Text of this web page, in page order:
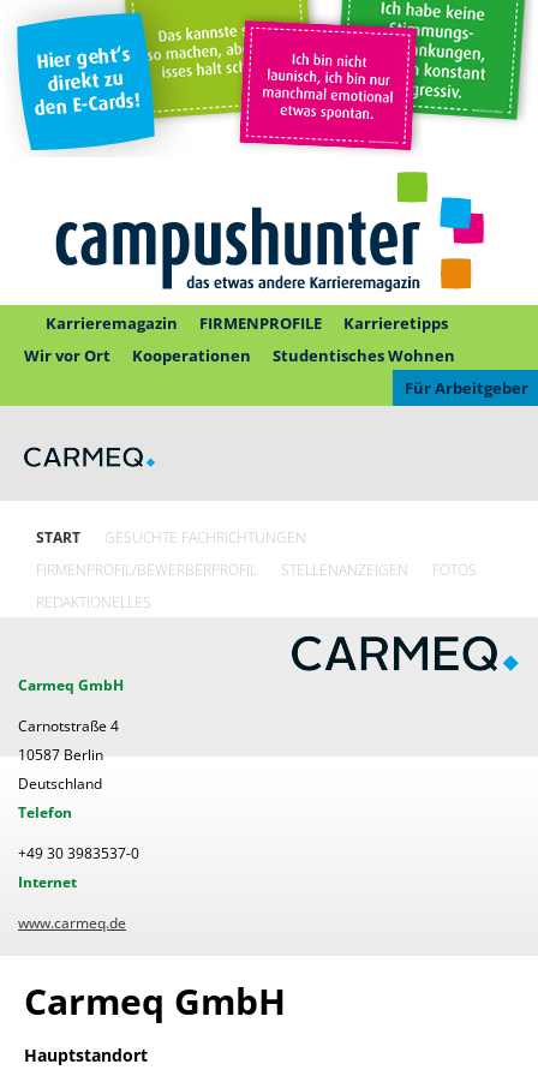
Karrieremagazin FIRMENPROFILE
Karrieretipps
Wir vor Ort
Kooperationen
Studentisches Wohnen
Für Arbeitgeber
START
GESUCHTE FACHRICHTUNGEN
FIRMENPROFIL/BEWERBERPROFIL
STELLENANZEIGEN
FOTOS
REDAKTIONELLES
Carmeq GmbH
Carnotstraße 4
10587 Berlin
Deutschland
Telefon
+49 30 3983537-0
Internet
www.carmeq.de
Carmeq GmbH
Hauptstandort